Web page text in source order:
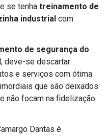
se tenha treinamento de
industrial com
de segurança do
, deve-se descartar
e serviços com ótima
que são deixados
não focam na fidelização
Dantas é